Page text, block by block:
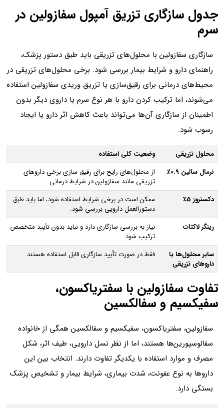
جدول سازگاری تزریق آمپول سفازولین در
سرم
سازگاری سفازولین با محلول‌های تزریقی باید طبق دستور پزشک،
راهنمای دارو و شرایط بیمار بررسی شود. برخی محلول‌های تزریقی در
محیط‌های درمانی برای رقیق‌سازی یا تزریق وریدی سفازولین استفاده
می‌شوند، اما ترکیب کردن دارو با هر نوع سرم یا داروی دیگر بدون
اطمینان از سازگاری آن‌ها می‌تواند باعث کاهش اثر دارو یا ایجاد
رسوب شود.
محلول تزریقی
وضعیت کلی استفاده
نرمال سالین 0.9٪
از محلول‌های رایج برای رقیق‌ سازی برخی داروهای
تزریقی مانند سفازولین در شرایط درمانی.
دکستروز 5٪
ممکن است در برخی شرایط استفاده شود، اما باید طبق
دستورالعمل دارویی بررسی شود.
رینگر لاکتات
نیاز به بررسی سازگاری دارد و نباید بدون تأیید متخصص
ترکیب شود.
سایر محلول‌ها یا
داروهای تزریقی
فقط در صورت تأیید سازگاری قابل استفاده هستند.
تفاوت سفازولین با سفتریاکسون،
سفیکسیم و سفالکسین
سفازولین، سفتریاکسون، سفیکسیم و سفالکسین همگی از خانواده
سفالوسپورین‌ها هستند، اما از نظر نسل دارویی، طیف اثر، شکل
مصرف و موارد استفاده با یکدیگر تفاوت دارند. انتخاب بین این
داروها به نوع عفونت، شدت بیماری، شرایط بیمار و تشخیص پزشک
بستگی دارد.